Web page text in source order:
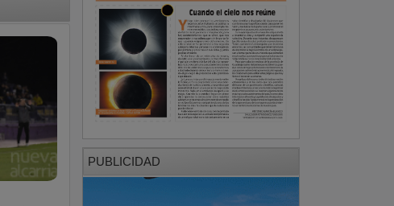
PUBLICIDAD